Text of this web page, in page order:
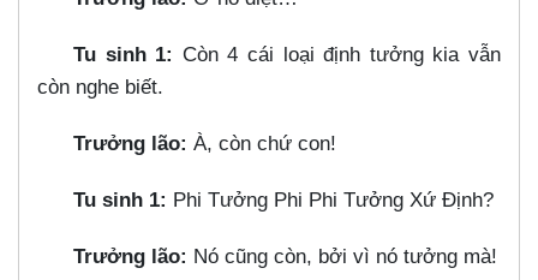
Tu sinh 1: Còn 4 cái loại định tưởng kia vẫn
còn nghe biết.
Trưởng lão: À, còn chứ con!
Tu sinh 1: Phi Tưởng Phi Phi Tưởng Xứ Định?
Trưởng lão: Nó cũng còn, bởi vì nó tưởng mà!